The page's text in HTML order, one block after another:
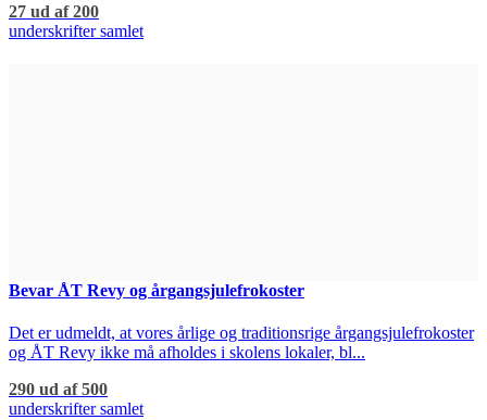
27 ud af 200
underskrifter samlet
Bevar ÅT Revy og årgangsjulefrokoster
Det er udmeldt, at vores årlige og traditionsrige årgangsjulefrokoster
og ÅT Revy ikke må afholdes i skolens lokaler, bl...
290 ud af 500
underskrifter samlet